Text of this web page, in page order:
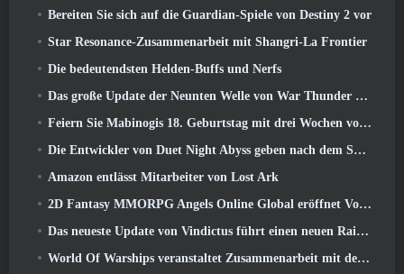
Bereiten Sie sich auf die Guardian-Spiele von Destiny 2 vor
Star Resonance-Zusammenarbeit mit Shangri-La Frontier
Die bedeutendsten Helden-Buffs und Nerfs
Das große Update der Neunten Welle von War Thunder verbessert das Aussehen von Seeschlachten mit verbesserter Wasservisualisierung
Feiern Sie Mabinogis 18. Geburtstag mit drei Wochen voller Events und Belohnungen
Die Entwickler von Duet Night Abyss geben nach dem Spiel-Update eine offizielle Stellungnahme zum jüngsten Malware-Vorfall ab
Amazon entlässt Mitarbeiter von Lost Ark
2D Fantasy MMORPG Angels Online Global eröffnet Vorregistrierung
Das neueste Update von Vindictus führt einen neuen Raid ein, bei dem Spieler gegen den Wächter von Caliburn antreten
World Of Warships veranstaltet Zusammenarbeit mit der schwedischen Heavy-Metal-Band Sabaton